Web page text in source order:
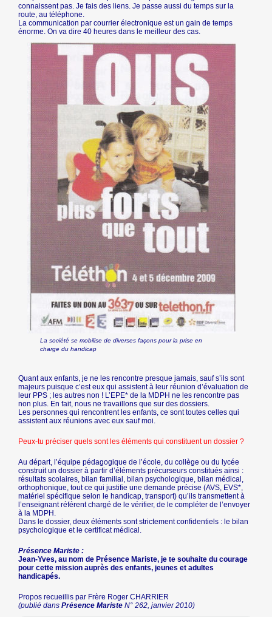
connaissent pas. Je fais des liens. Je passe aussi du temps sur la
route, au téléphone.
La communication par courrier électronique est un gain de temps
énorme. On va dire 40 heures dans le meilleur des cas.
La société se mobilise de diverses façons pour la prise en
charge du handicap
Quant aux enfants, je ne les rencontre presque jamais, sauf s’ils sont
majeurs puisque c’est eux qui assistent à leur réunion d’évaluation de
leur PPS ; les autres non ! L’EPE* de la MDPH ne les rencontre pas
non plus. En fait, nous ne travaillons que sur des dossiers.
Les personnes qui rencontrent les enfants, ce sont toutes celles qui
assistent aux réunions avec eux sauf moi.
Peux-tu préciser quels sont les éléments qui constituent un dossier ?
Au départ, l’équipe pédagogique de l’école, du collège ou du lycée
construit un dossier à partir d’éléments précurseurs constitués ainsi :
résultats scolaires, bilan familial, bilan psychologique, bilan médical,
orthophonique, tout ce qui justifie une demande précise (AVS, EVS*,
matériel spécifique selon le handicap, transport) qu’ils transmettent à
l’enseignant référent chargé de le vérifier, de le compléter de l’envoyer
à la MDPH.
Dans le dossier, deux éléments sont strictement confidentiels : le bilan
psychologique et le certificat médical.
Présence Mariste :
Jean-Yves, au nom de Présence Mariste, je te souhaite du courage
pour cette mission auprès des enfants, jeunes et adultes
handicapés.
Propos recueillis par Frère Roger CHARRIER
(publié dansPrésence Mariste N° 262, janvier 2010)